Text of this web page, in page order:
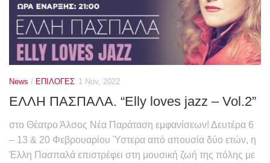
News / ΕΠΙΛΟΓΕΣ 1 Nov, 2022
EΛΛΗ ΠΑΣΠΑΛΑ. “Elly loves jazz – Vol.2”
στο Θέατρο Άλσος Νέα Παράταση εμφανίσεων! Δευτέρα 6
– 13 & 20 Φεβρουαρίου Ύστερα από απουσία δύο ετών, η
Έλλη Πασπαλά επιστρέφει στη μουσική ζωή της πόλης με